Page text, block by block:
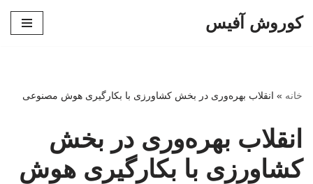
کوروش آفیس
خانه » انقلاب بهره‌وری در بخش کشاورزی با بکارگیری هوش مصنوعی
انقلاب بهره‌وری در بخش
کشاورزی با بکارگیری هوش